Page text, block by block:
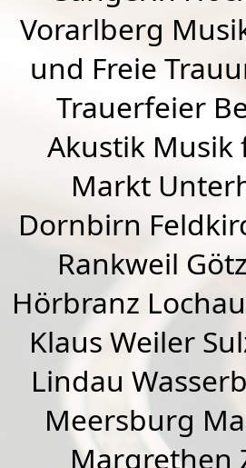
Vorarlberg
und Freie
Trauerfeier
Akustik Musik
Markt
Dornbirn
Rankweil
Hörbranz Lochau
Klaus Weiler
Lindau
Meersburg
Margrethen